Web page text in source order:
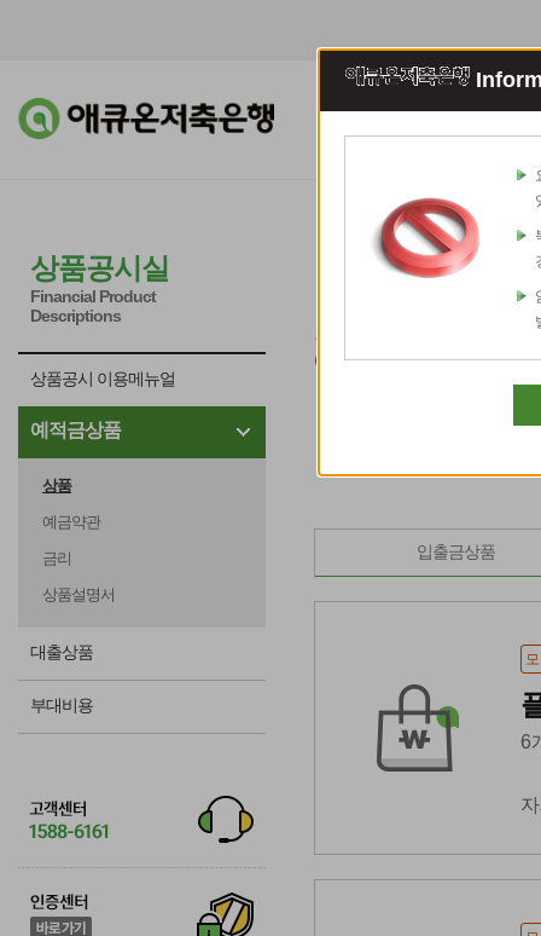
조회이체 예적
상품공시실
Financial Product
Descriptions
상품공시 이용메뉴얼
예적금상품
상품
예금약관
금리
상품설명서
대출상품
부대비용
예적금 상품
애큐온저축은행의 예적금상
입출금상품
6